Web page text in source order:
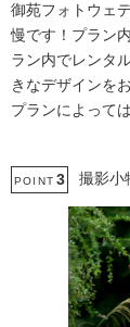
御苑フォトウェ
慢です！プラン
ラン内でレンタ
きなデザインを
プランによって
POINT 3 撮影小